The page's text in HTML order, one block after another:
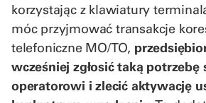
korzystając z klawiatury
móc przyjmować transakcje
telefoniczne MO/TO,
wcześniej zgłosić taką potrzebę
operatorowi i zlecić aktywację